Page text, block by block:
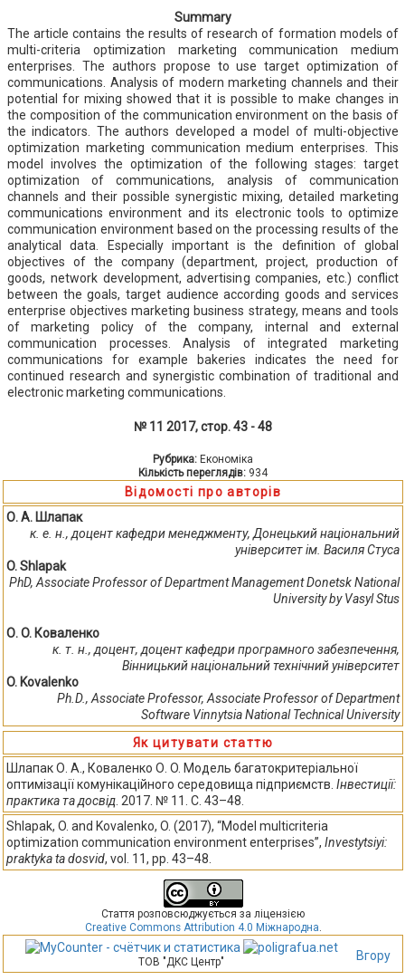
Summary
The article contains the results of research of formation models of
multi-criteria optimization marketing communication medium
enterprises. The authors propose to use target optimization of
communications. Analysis of modern marketing channels and their
potential for mixing showed that it is possible to make changes in
the composition of the communication environment on the basis of
the indicators. The authors developed a model of multi-objective
optimization marketing communication medium enterprises. This
model involves the optimization of the following stages: target
optimization of communications, analysis of communication
channels and their possible synergistic mixing, detailed marketing
communications environment and its electronic tools to optimize
communication environment based on the processing results of the
analytical data. Especially important is the definition of global
objectives of the company (department, project, production of
goods, network development, advertising companies, etc.) conflict
between the goals, target audience according goods and services
enterprise objectives marketing business strategy, means and tools
of marketing policy of the company, internal and external
communication processes. Analysis of integrated marketing
communications for example bakeries indicates the need for
continued research and synergistic combination of traditional and
electronic marketing communications.
№ 11 2017, стор. 43 - 48
Рубрика: Економіка
Кількість переглядів: 934
Відомості про авторів
О. А. Шлапак
к. е. н., доцент кафедри менеджменту, Донецький національний
університет ім. Василя Стуса
O. Shlapak
PhD, Associate Professor of Department Management Donetsk National
University by Vasyl Stus
О. O. Коваленко
к. т. н., доцент, доцент кафедри програмного забезпечення,
Вінницький національний технічний університет
O. Kovalenko
Ph.D., Associate Professor, Associate Professor of Department
Software Vinnytsia National Technical University
Як цитувати статтю
Шлапак О. А., Коваленко О. O. Модель багатокритеріальної
оптимізації комунікаційного середовища підприємств. Інвестиції:
практика та досвід . 2017. № 11. С. 43–48.
Shlapak, O. and Kovalenko, O. (2017), “Model multicriteria
optimization communication environment enterprises”, Investytsiyi:
praktyka ta dosvid, vol. 11, pp. 43–48.
Стаття розповсюджується за ліцензією
Creative Commons Attribution 4.0 Міжнародна
Вгору
ТОВ "ДКС Центр"